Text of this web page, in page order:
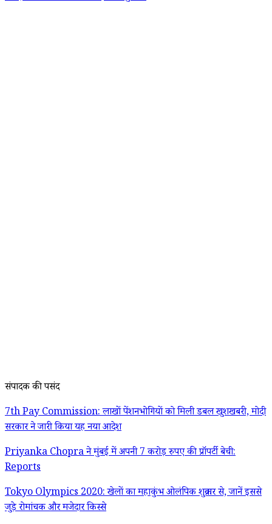
संपादक की पसंद
7th Pay Commission: लाखों पेंशनभोगियों को मिली डबल खुशखबरी, मोदी
सरकार ने जारी किया यह नया आदेश
Priyanka Chopra ने मुंबई में अपनी 7 करोड़ रुपए की प्रॉपर्टी बेची:
Reports
Tokyo Olympics 2020: खेलों का महाकुंभ ओलंपिक शुक्रवार से, जानें इससे
जुड़े रोमांचक और मजेदार किस्से